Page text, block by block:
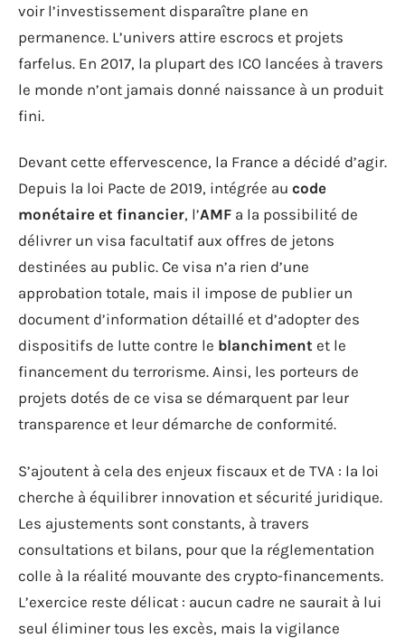
voir l’investissement disparaître plane en
permanence. L’univers attire escrocs et projets
farfelus. En 2017, la plupart des ICO lancées à travers
le monde n’ont jamais donné naissance à un produit
fini.
Devant cette effervescence, la France a décidé d’agir.
Depuis la loi Pacte de 2019, intégrée au code
monétaire et financier, l’AMF a la possibilité de
délivrer un visa facultatif aux offres de jetons
destinées au public. Ce visa n’a rien d’une
approbation totale, mais il impose de publier un
document d’information détaillé et d’adopter des
dispositifs de lutte contre le blanchiment et le
financement du terrorisme. Ainsi, les porteurs de
projets dotés de ce visa se démarquent par leur
transparence et leur démarche de conformité.
S’ajoutent à cela des enjeux fiscaux et de TVA : la loi
cherche à équilibrer innovation et sécurité juridique.
Les ajustements sont constants, à travers
consultations et bilans, pour que la réglementation
colle à la réalité mouvante des crypto-financements.
L’exercice reste délicat : aucun cadre ne saurait à lui
seul éliminer tous les excès, mais la vigilance